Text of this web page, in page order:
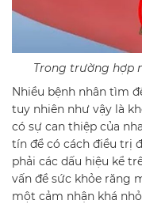
Trong trường hợp
Nhiều bệnh nhân tìm
tuy nhiên như vậy là
có sự can thiệp của
tín để có cách điều trị
phải các dấu hiệu kể
vấn đề sức khỏe răng
một cảm nhận khá